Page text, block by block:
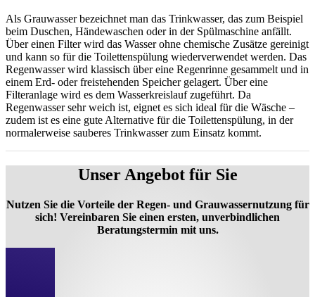
Als Grauwasser bezeichnet man das Trinkwasser, das zum Beispiel
beim Duschen, Händewaschen oder in der Spülmaschine anfällt.
Über einen Filter wird das Wasser ohne chemische Zusätze gereinigt
und kann so für die Toilettenspülung wiederverwendet werden. Das
Regenwasser wird klassisch über eine Regenrinne gesammelt und in
einem Erd- oder freistehenden Speicher gelagert. Über eine
Filteranlage wird es dem Wasserkreislauf zugeführt. Da
Regenwasser sehr weich ist, eignet es sich ideal für die Wäsche –
zudem ist es eine gute Alternative für die Toilettenspülung, in der
normalerweise sauberes Trinkwasser zum Einsatz kommt.
Unser Angebot für Sie
Nutzen Sie die Vorteile der Regen- und Grauwassernutzung für
sich! Vereinbaren Sie einen ersten, unverbindlichen
Beratungstermin mit uns.